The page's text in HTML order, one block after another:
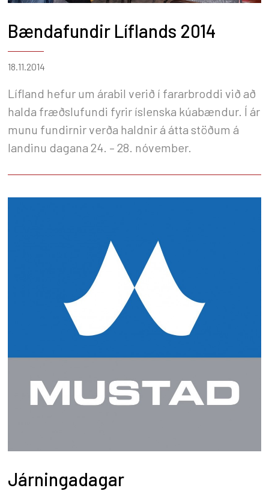
Bændafundir Líflands 2014
18.11.2014
Lífland hefur um árabil verið í fararbroddi við að
halda fræðslufundi fyrir íslenska kúabændur. Í ár
munu fundirnir verða haldnir á átta stöðum á
landinu dagana 24. – 28. nóvember.
Járningadagar